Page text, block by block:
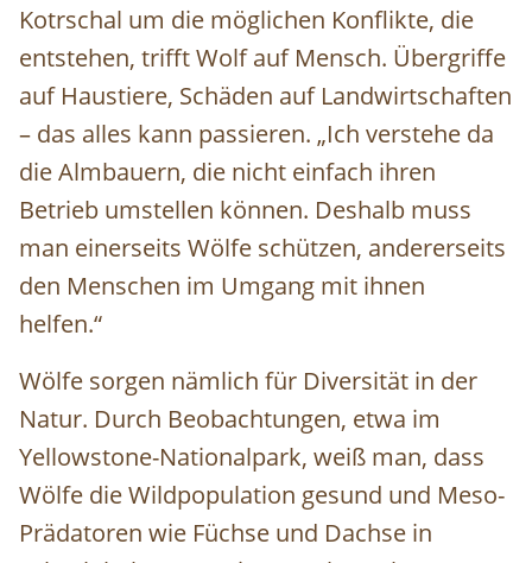
Kotrschal um die möglichen Konflikte, die
entstehen, trifft Wolf auf Mensch. Übergriffe
auf Haustiere, Schäden auf Landwirtschaften
– das alles kann passieren. „Ich verstehe da
die Almbauern, die nicht einfach ihren
Betrieb umstellen können. Deshalb muss
man einerseits Wölfe schützen, andererseits
den Menschen im Umgang mit ihnen
helfen.“
Wölfe sorgen nämlich für Diversität in der
Natur. Durch Beobachtungen, etwa im
Yellowstone-Nationalpark, weiß man, dass
Wölfe die Wildpopulation gesund und Meso-
Prädatoren wie Füchse und Dachse in